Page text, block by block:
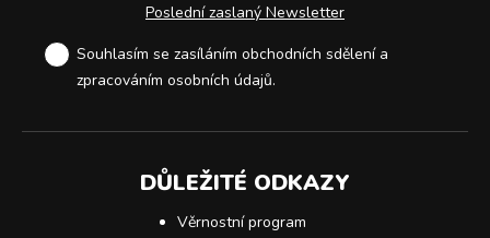
Poslední zaslaný Newsletter
Souhlasím se zasíláním obchodních sdělení a
zpracováním osobních údajů.
DŮLEŽITÉ ODKAZY
Věrnostní program